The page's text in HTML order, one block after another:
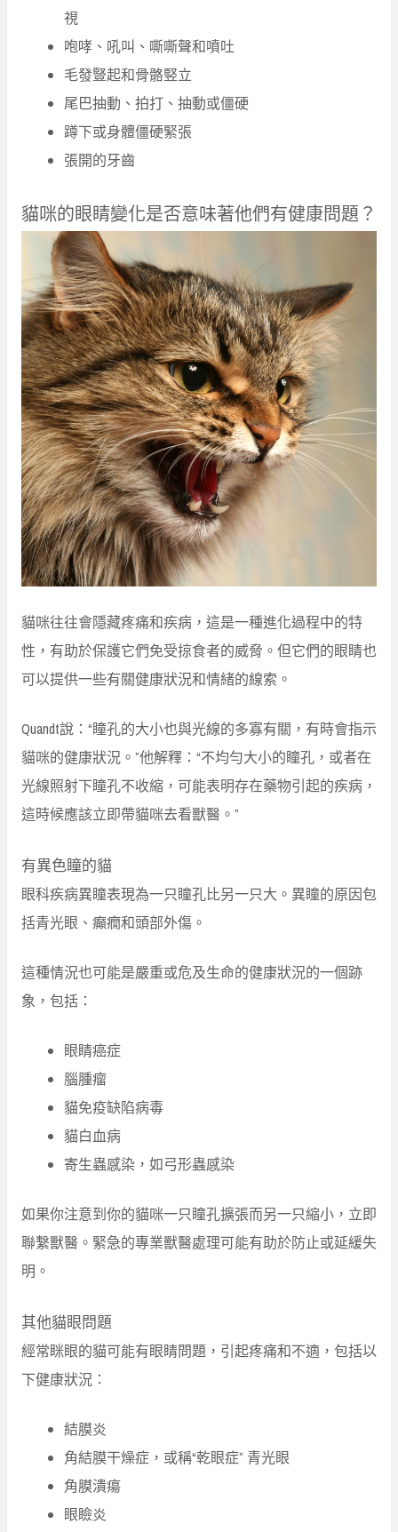
視
咆哮、吼叫、嘶嘶聲和噴吐
毛發豎起和骨骼竪立
尾巴抽動、拍打、抽動或僵硬
蹲下或身體僵硬緊張
張開的牙齒
貓咪的眼睛變化是否意味著他們有健康問題？
貓咪往往會隱藏疼痛和疾病，這是一種進化過程中的特
性，有助於保護它們免受掠食者的威脅。但它們的眼睛也
可以提供一些有關健康狀況和情緒的線索。
Quandt說：“瞳孔的大小也與光線的多寡有關，有時會指示
貓咪的健康狀況。”他解釋：“不均勻大小的瞳孔，或者在
光線照射下瞳孔不收縮，可能表明存在藥物引起的疾病，
這時候應該立即帶貓咪去看獸醫。”
有異色瞳的貓
眼科疾病異瞳表現為一只瞳孔比另一只大。異瞳的原因包
括青光眼、癲癇和頭部外傷。
這種情況也可能是嚴重或危及生命的健康狀況的一個跡
象，包括：
眼睛癌症
腦腫瘤
貓免疫缺陷病毒
貓白血病
寄生蟲感染，如弓形蟲感染
如果你注意到你的貓咪一只瞳孔擴張而另一只縮小，立即
聯繫獸醫。緊急的專業獸醫處理可能有助於防止或延緩失
明。
其他貓眼問題
經常眯眼的貓可能有眼睛問題，引起疼痛和不適，包括以
下健康狀況：
結膜炎
角結膜干燥症，或稱“乾眼症” 青光眼
角膜潰瘍
眼瞼炎